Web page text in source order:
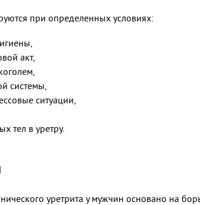
при определенных условиях:
акт,
системы,
ситуации,
тел в уретру.
уретрита у мужчин основано на